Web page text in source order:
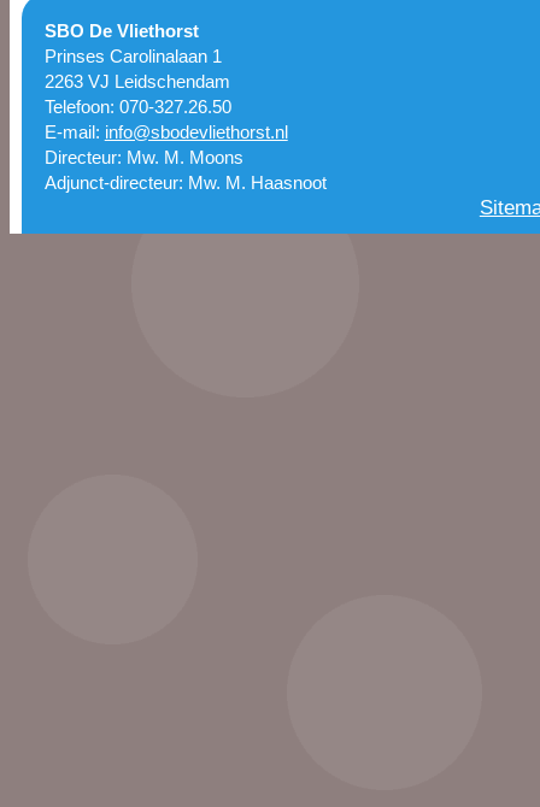
SBO De Vliethorst
Prinses Carolinalaan 1
2263 VJ Leidschendam
Telefoon: 070-327.26.50
E-mail: info@sbodevliethorst.nl
Directeur: Mw. M. Moons
Adjunct-directeur: Mw. M. Haasnoot